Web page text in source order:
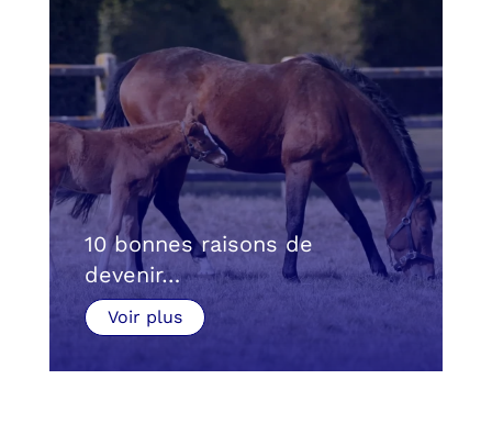
10 bonnes raisons de
devenir…
Voir plus